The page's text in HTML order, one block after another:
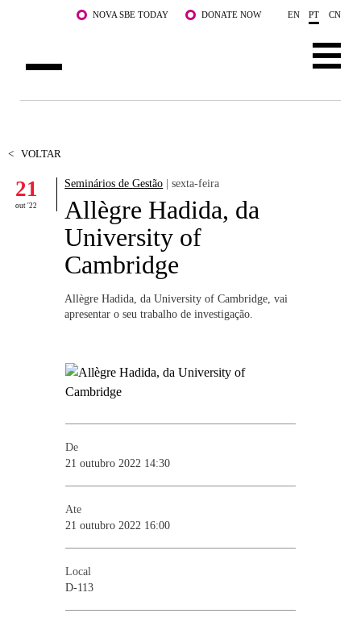
Saltar para o conteúdo principalNOVA SBE TODAY DONATE NOW EN PT CN
DOCENTES E INVESTIGAÇÃO
COMUNIDADE
LIFE AT NOVA SBE
WHAT'S HAPPENING
< VOLTAR
21
out '22
Seminários de Gestão | sexta-feira
Allègre Hadida, da
University of
Cambridge
Allègre Hadida, da University of Cambridge, vai
apresentar o seu trabalho de investigação.
De
21 outubro 2022 14:30
Ate
21 outubro 2022 16:00
Local
D-113